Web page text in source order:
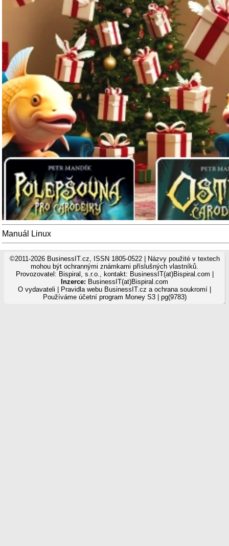
Manuál Linux
©2011-2026 BusinessIT.cz, ISSN 1805-0522 | Názvy použité v textech
mohou být ochrannými známkami příslušných vlastníků.
Provozovatel: Bispiral, s.r.o., kontakt: BusinessIT(at)Bispiral.com |
Inzerce: BusinessIT(at)Bispiral.com
O vydavateli
Pravidla webu BusinessIT.cz a ochrana soukromí
Používáme účetní program Money S3| pg(9783)